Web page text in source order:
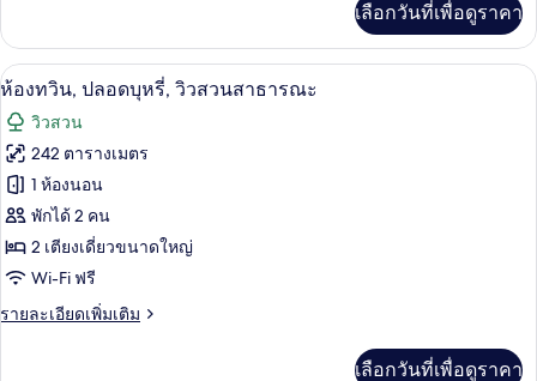
สวน
สาธารณะ
เกี่ยว
กับ
ห้อง
ดับเบิล,
ปลอด
บุหรี่,
วิว
สวน
สาธารณะ
เลือกวันที่เพื่อดูราคา
เปิด
ภาพถ่าย
ทั้งหมด
ของ
ห้อง
ทวิน,
ปลอด
บุหรี่,
ห้องทวิน, ปลอดบุหรี่, วิวสวนสาธารณะ |
7
ห้องทวิน, ปลอดบุหรี่, วิวสวนสาธารณะ
วิวสวน
242 ตารางเมตร
1 ห้องนอน
พักได้ 2 คน
2 เตียงเดี่ยวขนาดใหญ่
Wi-Fi ฟรี
รายละเอียดเพิ่มเติม
ราย
เลือกวันที่เพื่อดูราคา